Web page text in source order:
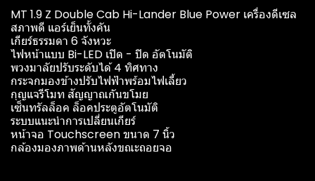
MT 1.9 Z Double Cab Hi-Lander Blue Power เครื่องดีเซล
สภาพดี แอร์เย็นทั้งคัน
เกียร์ธรรมดา 6 จังหวะ
ไฟหน้าแบบ Bi-LED เปิด - ปิด อัตโนมัติ
พวงมาลัยปรับระดับได้ 4 ทิศทาง
กระจกมองข้างปรับไฟฟ้าพร้อมไฟเลี้ยว
กุญแจรีโมท สัญญาณกันขโมย
เซ็นทรัลล็อค ล็อคประตูอัตโนมัติ
ระบบแนะนำการเปลี่ยนเกียร์
หน้าจอ Touchscreen ขนาด 7 นิ้ว
กล้องมองภาพด้านหลังขณะถอยจอ